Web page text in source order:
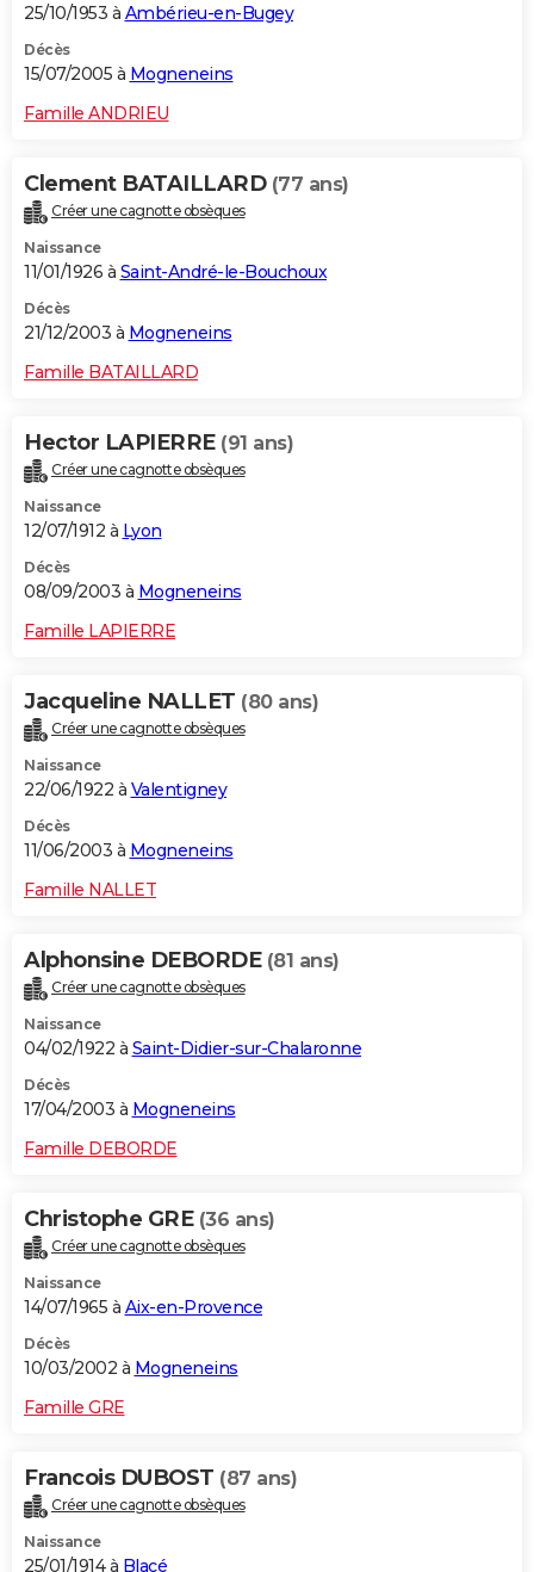
25/10/1953 à Ambérieu-en-Bugey
Décès
15/07/2005 à Mogneneins
Famille ANDRIEU
Clement BATAILLARD (77 ans)
Créer une cagnotte obsèques
Naissance
11/01/1926 à Saint-André-le-Bouchoux
Décès
21/12/2003 à Mogneneins
Famille BATAILLARD
Hector LAPIERRE (91 ans)
Créer une cagnotte obsèques
Naissance
12/07/1912 à Lyon
Décès
08/09/2003 à Mogneneins
Famille LAPIERRE
Jacqueline NALLET (80 ans)
Créer une cagnotte obsèques
Naissance
22/06/1922 à Valentigney
Décès
11/06/2003 à Mogneneins
Famille NALLET
Alphonsine DEBORDE (81 ans)
Créer une cagnotte obsèques
Naissance
04/02/1922 à Saint-Didier-sur-Chalaronne
Décès
17/04/2003 à Mogneneins
Famille DEBORDE
Christophe GRE (36 ans)
Créer une cagnotte obsèques
Naissance
14/07/1965 à Aix-en-Provence
Décès
10/03/2002 à Mogneneins
Famille GRE
Francois DUBOST (87 ans)
Créer une cagnotte obsèques
Naissance
25/01/1914 à Blacé